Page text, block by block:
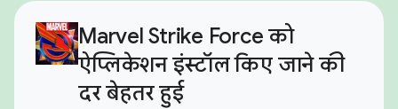
Marvel Strike Force को
ऐप्लिकेशन इंस्टॉल किए जाने की
दर बेहतर हुई